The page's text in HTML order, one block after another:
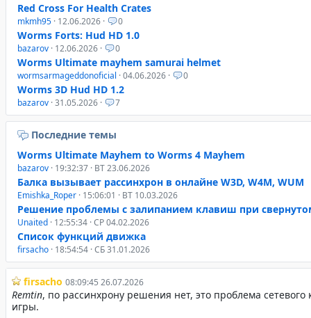
Red Cross For Health Crates
mkmh95 · 12.06.2026 · 0
Worms Forts: Hud HD 1.0
bazarov · 12.06.2026 · 0
Worms Ultimate mayhem samurai helmet
wormsarmageddonoficial · 04.06.2026 · 0
Worms 3D Hud HD 1.2
bazarov · 31.05.2026 · 7
Последние темы
Worms Ultimate Mayhem to Worms 4 Mayhem
bazarov · 19:32:37 · ВТ 23.06.2026
Балка вызывает рассинхрон в онлайне W3D, W4M, WUM
Emishka_Roper · 15:06:01 · ВТ 10.03.2026
Решение проблемы с залипанием клавиш при
Unaited · 12:55:34 · СР 04.02.2026
Список функций движка
firsacho · 18:54:54 · СБ 31.01.2026